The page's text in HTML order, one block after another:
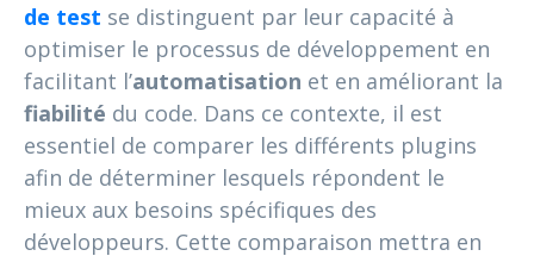
de test se distinguent par leur capacité à
optimiser le processus de développement en
facilitant l’automatisation et en améliorant la
fiabilité du code. Dans ce contexte, il est
essentiel de comparer les différents plugins
afin de déterminer lesquels répondent le
mieux aux besoins spécifiques des
développeurs. Cette comparaison mettra en